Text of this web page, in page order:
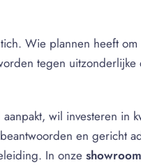
Wie plannen heeft
tegen uitzonderlijke
wil investeren in
en gericht
In onze showroom